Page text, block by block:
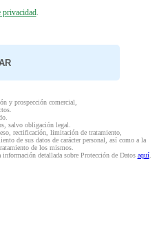
privacidad.
y prospección comercial,
salvo obligación legal.
rectificación, limitación de tratamiento,
de sus datos de carácter personal, así como a la
de los mismos.
información detallada sobre Protección de Datos aquí.